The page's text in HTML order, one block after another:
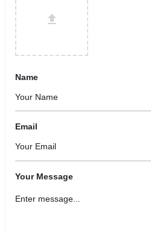
Name
Email
Your Message